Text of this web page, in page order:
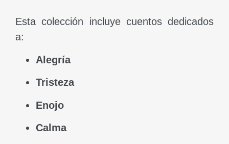
Esta colección incluye cuentos dedicados
a:
Alegría
Tristeza
Enojo
Calma